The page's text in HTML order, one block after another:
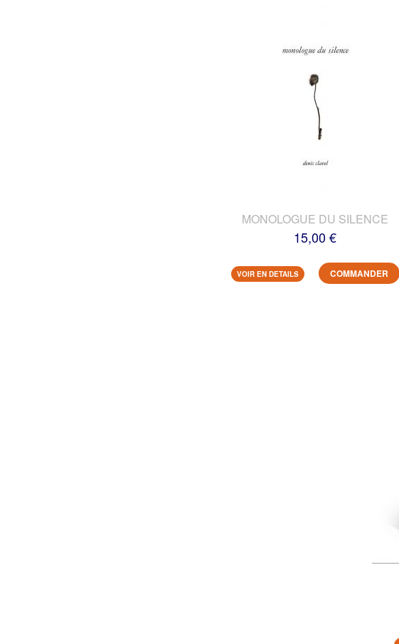
MONOLOGUE DU SILENCE
15,00 €
VOIR EN DETAILS COMMANDER